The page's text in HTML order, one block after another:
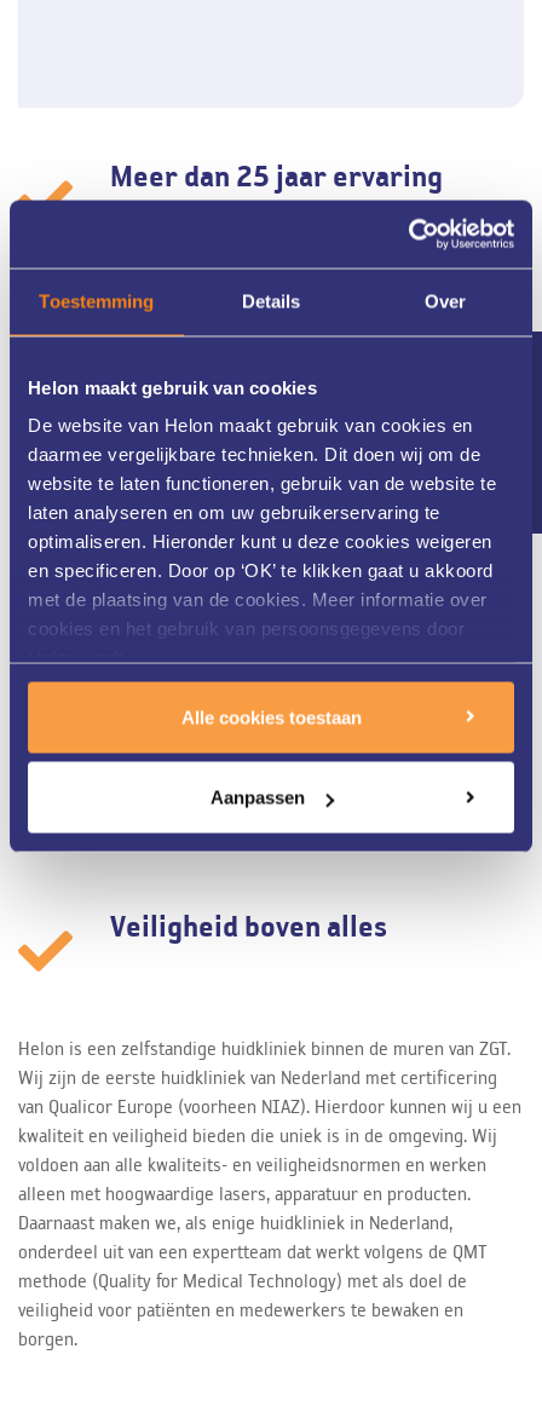
Toestemming Details Over
Helon maakt gebruik van cookies
De website van Helon maakt gebruik van cookies en
daarmee vergelijkbare technieken. Dit doen wij om de
website te laten functioneren, gebruik van de website te
laten analyseren en om uw gebruikerservaring te
optimaliseren. Hieronder kunt u deze cookies weigeren
en specificeren. Door op ‘OK’ te klikken gaat u akkoord
met de plaatsing van de cookies. Meer informatie over
cookies en het gebruik van persoonsgegevens door
Helon vindt uhier.
Alle cookies toestaan
Aanpassen
Meer dan 25 jaar ervaring
Helon Huidkliniek in Twente is al meer dan 25 jaar
werkt nauw samen met de dermatologen van ZGT. Dit alles staat
garant voor een zeer uitgebreide kennis van uw huid en de
optimale behandeling.
Gekwalificeerd personeel
opgeleid, vallen onder de kwaliteitswet BIG, zijn lid van de
Nederlandse Vereniging van Huidtherapeuten en ingeschreven in
het Kwaliteitsregister Paramedici. Ook volgen zij regelmatig
Veiligheid boven alles
Helon is een zelfstandige huidkliniek binnen de muren van ZGT.
Wij zijn de eerste huidkliniek van Nederland met certificering
van Qualicor Europe (voorheen NIAZ). Hierdoor kunnen wij u een
kwaliteit en veiligheid bieden die uniek is in de omgeving. Wij
voldoen aan alle kwaliteits- en veiligheidsnormen en werken
alleen met hoogwaardige lasers, apparatuur en producten.
Daarnaast maken we, als enige huidkliniek in Nederland,
onderdeel uit van een expertteam dat werkt volgens de QMT
methode (Quality for Medical Technology) met als doel de
veiligheid voor patiënten en medewerkers te bewaken en
borgen.